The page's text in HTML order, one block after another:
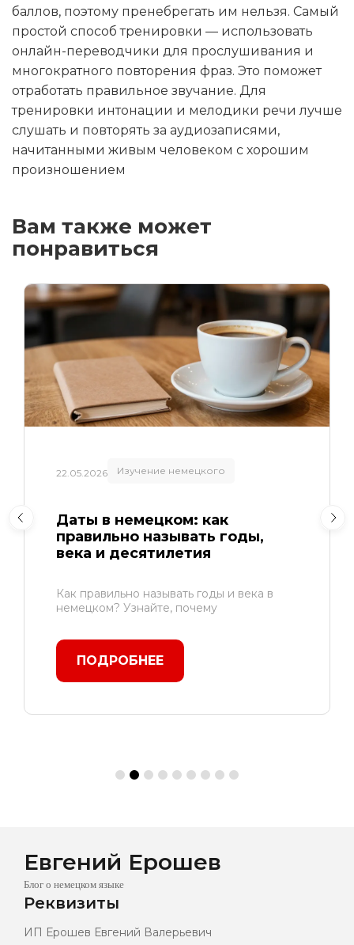
баллов, поэтому пренебрегать им нельзя. Самый
простой способ тренировки — использовать
онлайн-переводчики для прослушивания и
многократного повторения фраз. Это поможет
отработать правильное звучание. Для
тренировки интонации и мелодики речи лучше
слушать и повторять за аудиозаписями,
начитанными живым человеком с хорошим
произношением
Вам также может
понравиться
22.05.2026 Изучение немецкого
Даты в немецком: как
правильно называть годы,
века и десятилетия
Как правильно называть годы и века в
немецком? Узнайте, почему
ПОДРОБНЕЕ
Евгений Ерошев
Блог о немецком языке
Реквизиты
ИП Ерошев Евгений Валерьевич